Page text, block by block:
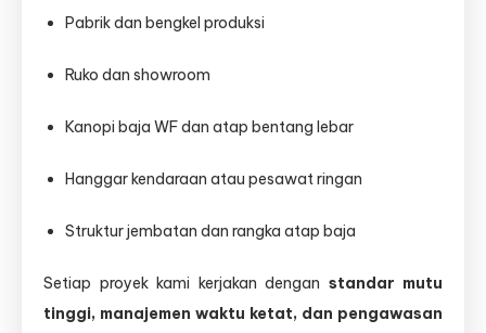
Pabrik dan bengkel produksi
Ruko dan showroom
Kanopi baja WF dan atap bentang lebar
Hanggar kendaraan atau pesawat ringan
Struktur jembatan dan rangka atap baja
Setiap proyek kami kerjakan dengan standar mutu
tinggi, manajemen waktu ketat, dan pengawasan